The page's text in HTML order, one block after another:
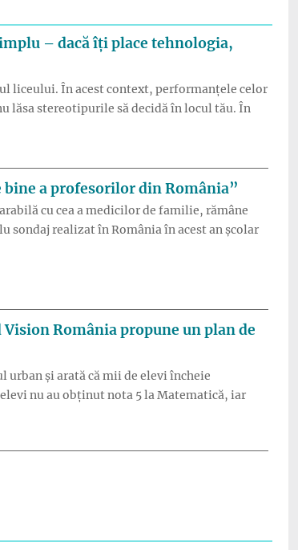
– dacă îți place tehnologia,
liceului. În acest context, performanțele celor
lăsa stereotipurile să decidă în locul tău. În
a profesorilor din România”
cu cea a medicilor de familie, rămâne
realizat în România în acest an școlar
România propune un plan de
și arată că mii de elevi încheie
nu au obținut nota 5 la Matematică, iar